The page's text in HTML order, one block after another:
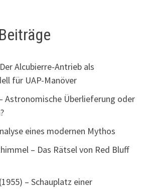
Alcubierre-Antrieb als
für UAP-Manöver
Astronomische Überlieferung oder
eines modernen Mythos
– Das Rätsel von Red Bluff
– Schauplatz einer